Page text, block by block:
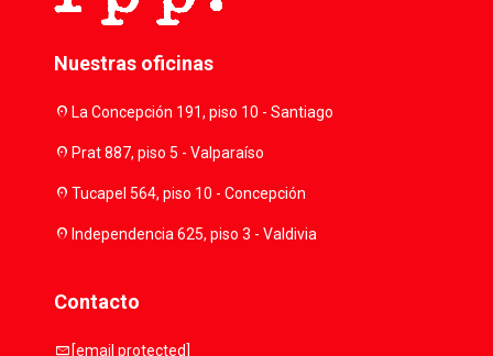
Nuestras oficinas
location_onLa Concepción 191, piso 10 - Santiago
location_onPrat 887, piso 5 - Valparaíso
location_onTucapel 564, piso 10 - Concepción
location_onIndependencia 625, piso 3 - Valdivia
Contacto
mail [email protected]